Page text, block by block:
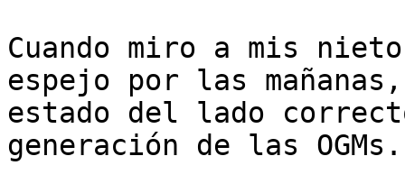
Cuando miro a mis
espejo por las
estado del lado
generación de las OGMs.